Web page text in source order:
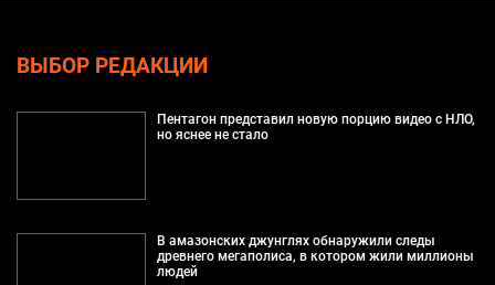
ВЫБОР РЕДАКЦИИ
Пентагон представил новую порцию видео с НЛО,
но яснее не стало
В амазонских джунглях обнаружили следы
древнего мегаполиса, в котором жили миллионы
людей